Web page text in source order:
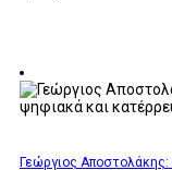
Γεώργιος Αποστολάκης: